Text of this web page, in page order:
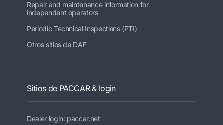
Repair and maintenance information for
independent operators
Periodic Technical Inspections (PTI)
Otros sitios de DAF
Sitios de PACCAR & login
Dealer login: paccar.net